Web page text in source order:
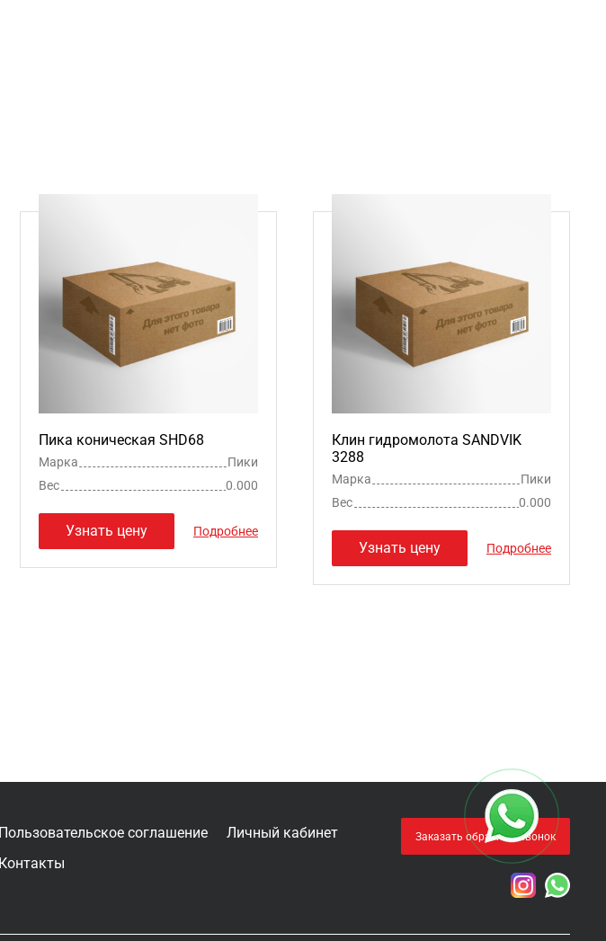
Пика коническая SHD68
Марка
Пики
Вес
0.000
Узнать цену Подробнее
Клин гидромолота SANDVIK
3288
Марка
Пики
Вес
0.000
Узнать цену Подробнее
Пользовательское соглашение
Контакты
Личный кабинет Заказать обратный звонок